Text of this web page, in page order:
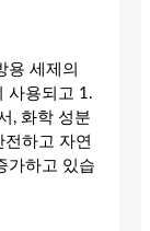
용 세제의
사용되고 1.
, 화학 성분
하고 자연
가하고 있습